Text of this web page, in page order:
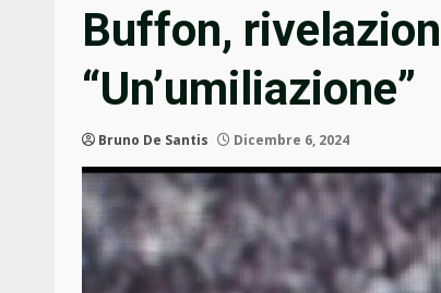
Buffon,
“Un’umiliazione”
Bruno De Santis Dicembre 6, 2024